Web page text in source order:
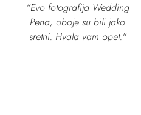
“Evo fotografija Wedding
Pena, oboje su bili jako
sretni. Hvala vam opet."